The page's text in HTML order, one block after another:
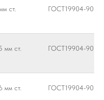
ст.
ГОСТ19904-90 /
мм ст.
ГОСТ19904-90 /
мм ст.
ГОСТ19904-90 /